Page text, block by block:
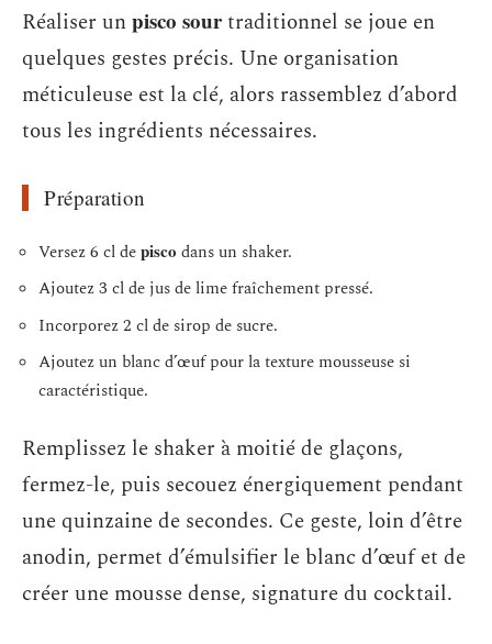
Réaliser unpisco sourtraditionnel se joue en
quelques gestes précis. Une organisation
méticuleuse est la clé, alors rassemblez d’abord
tous les ingrédients nécessaires.
Préparation
Versez 6 cl depisco dans un shaker.
Ajoutez 3 cl de jus de lime fraîchement pressé.
Incorporez 2 cl de sirop de sucre.
Ajoutez un blanc d’œuf pour la texture mousseuse si
caractéristique.
Remplissez le shaker à moitié de glaçons,
fermez-le, puis secouez énergiquement pendant
une quinzaine de secondes. Ce geste, loin d’être
anodin, permet d’émulsifier le blanc d’œuf et de
créer une mousse dense, signature du cocktail.